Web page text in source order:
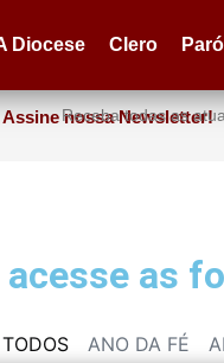
Diocese Clero
Assine nossa Newsletter!
Receba todas as
as
ANO DA FÉ
TODOS